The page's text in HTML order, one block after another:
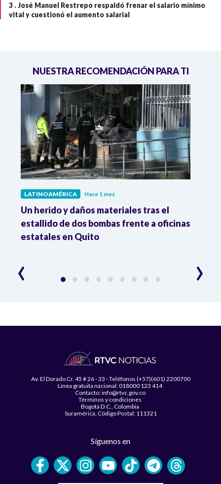
3 .José Manuel Restrepo respaldó frenar el salario mínimo
vital y cuestionó el aumento salarial
NUESTRA RECOMENDACIÓN PARA TI
LATINOAMÉRICA Hace 1 mes
Un herido y daños materiales tras el
estallido de dos bombas frente a oficinas
estatales en Quito
‹ ›
Av. El Dorado Cr. 45 # 26 - 33 - Teléfonos (+57)(601) 2200700
Línea gratuita nacional: 018000 123 414
Contacto: info@rtvc.gov.co
Términos y condiciones
Bogotá D.C., Colombia
Suramérica, Código Postal: 111321
Síguenos en